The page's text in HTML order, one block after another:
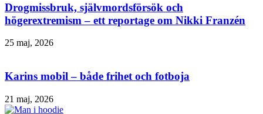
Drogmissbruk, självmordsförsök och
högerextremism – ett reportage om Nikki Franzén
25 maj, 2026
Karins mobil – både frihet och fotboja
21 maj, 2026